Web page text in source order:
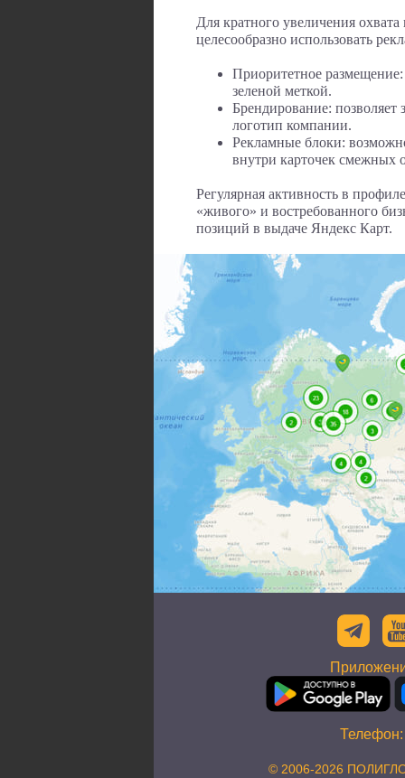
Для кратного увеличения
целесообразно использовать
Приоритетное
зеленой меткой.
Брендирование: позволяет
логотип компании.
Рекламные блоки:
внутри карточек смежных
Регулярная активность в
«живого» и востребованного
позиций в выдаче Яндекс Карт.
© 2006-2026